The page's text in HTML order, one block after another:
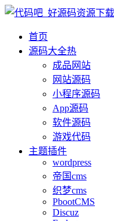
首页
源码大全热
成品网站
网站源码
小程序源码
App源码
软件源码
游戏代码
主题插件
wordpress
帝国cms
织梦cms
PbootCMS
Discuz